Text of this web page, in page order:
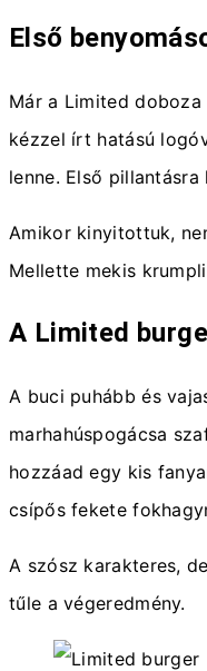
Első
Már a Limited
kézzel írt hatású
lenne. Első
Amikor kinyitottuk,
Mellette mekis
A Limited
A buci puhább és
marhahúspogácsa
hozzáad egy kis
csípős fekete
A szósz karakteres,
tűle a végeredmény.